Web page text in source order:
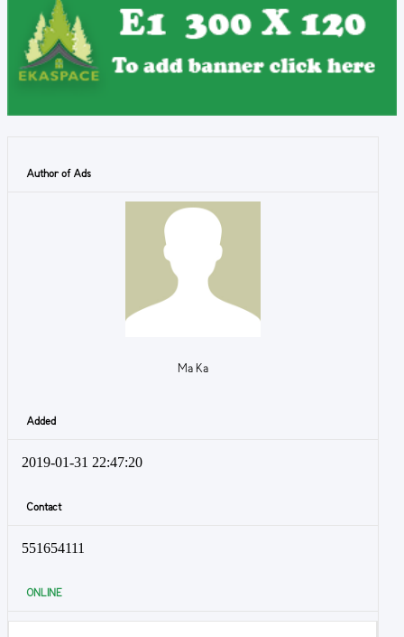
Author of Ads
Ma Ka
Added
2019-01-31 22:47:20
Contact
551654111
ONLINE